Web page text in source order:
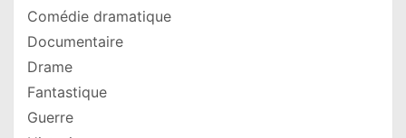
Comédie dramatique
Documentaire
Drame
Fantastique
Guerre